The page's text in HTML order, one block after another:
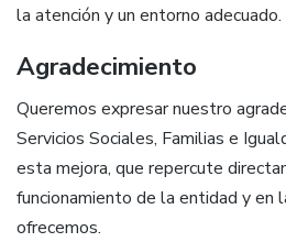
la atención y un entorno adecuado.
Agradecimiento
Queremos expresar nuestro
Servicios Sociales, Familias e
esta mejora, que repercute
funcionamiento de la entidad y en
ofrecemos.